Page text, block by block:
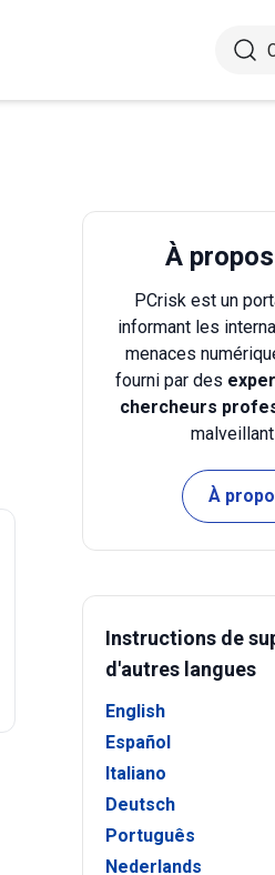
À
PCrisk est un
informant les
menaces
fourni par des
chercheurs
À
Instructions de
d'autres langues
English
Español
Italiano
Deutsch
Português
Nederlands